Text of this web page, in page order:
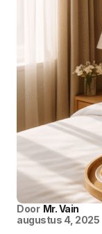
Door Mr. Vain
augustus 4, 2025